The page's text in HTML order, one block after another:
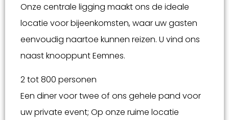
Onze centrale ligging maakt ons de ideale
locatie voor bijeenkomsten, waar uw gasten
eenvoudig naartoe kunnen reizen. U vind ons
naast knooppunt Eemnes.
2 tot 800 personen
Een diner voor twee of ons gehele pand voor
uw private event; Op onze ruime locatie